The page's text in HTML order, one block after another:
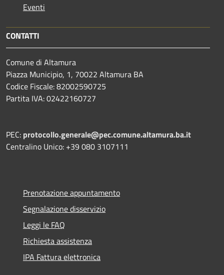
Eventi
CONTATTI
Comune di Altamura
Piazza Municipio, 1, 70022 Altamura BA
Codice Fiscale: 82002590725
Partita IVA: 02422160727
PEC: protocollo.generale@pec.comune.altamura.ba.it
Centralino Unico: +39 080 3107111
Prenotazione appuntamento
Segnalazione disservizio
Leggi le FAQ
Richiesta assistenza
IPA Fattura elettronica